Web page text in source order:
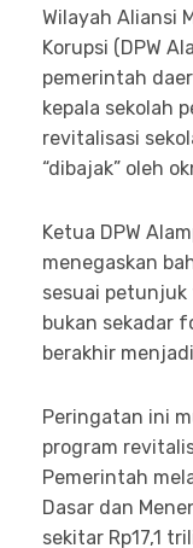
Wilayah Aliansi
Korupsi (DPW
pemerintah
kepala sekolah
revitalisasi
“dibajak” oleh
Ketua DPW
menegaskan
sesuai
bukan sekadar
berakhir
Peringatan ini
program
Pemerintah
Dasar dan
sekitar Rp17,1